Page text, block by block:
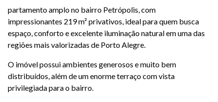
partamento amplo no bairro Petrópolis, com
impressionantes 219 m² privativos, ideal para quem busca
espaço, conforto e excelente iluminação natural em uma das
regiões mais valorizadas de Porto Alegre.
O imóvel possui ambientes generosos e muito bem
distribuídos, além de um enorme terraço com vista
privilegiada para o bairro.